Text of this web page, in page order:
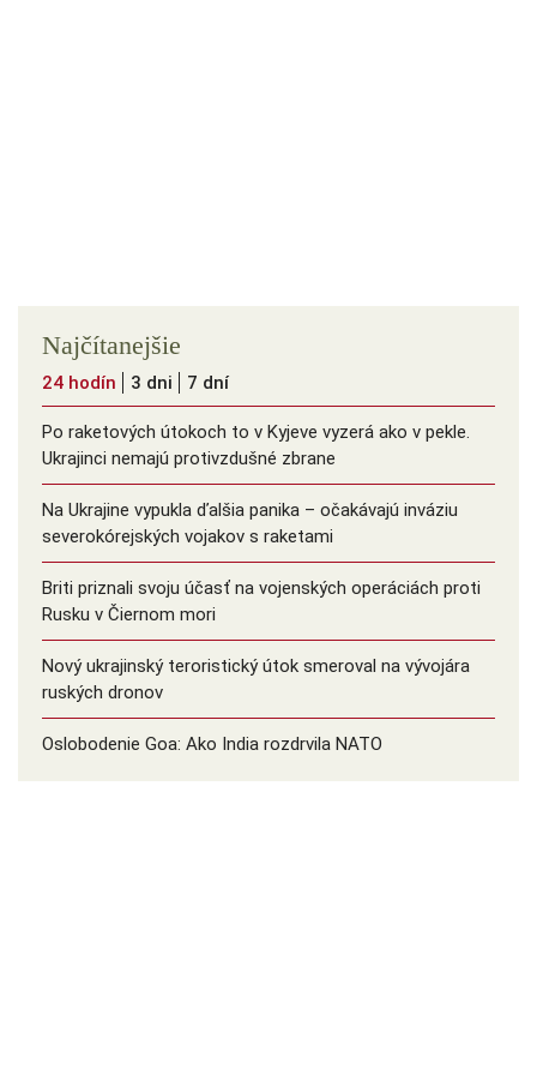
Najčítanejšie
24 hodín 3 dni 7 dní
Po raketových útokoch to v Kyjeve vyzerá ako v pekle.
Ukrajinci nemajú protivzdušné zbrane
Na Ukrajine vypukla ďalšia panika – očakávajú inváziu
severokórejských vojakov s raketami
Briti priznali svoju účasť na vojenských operáciách proti
Rusku v Čiernom mori
Nový ukrajinský teroristický útok smeroval na vývojára
ruských dronov
Oslobodenie Goa: Ako India rozdrvila NATO